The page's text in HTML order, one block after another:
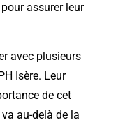
assurer leur
avec plusieurs
Isère. Leur
de cet
au-delà de la